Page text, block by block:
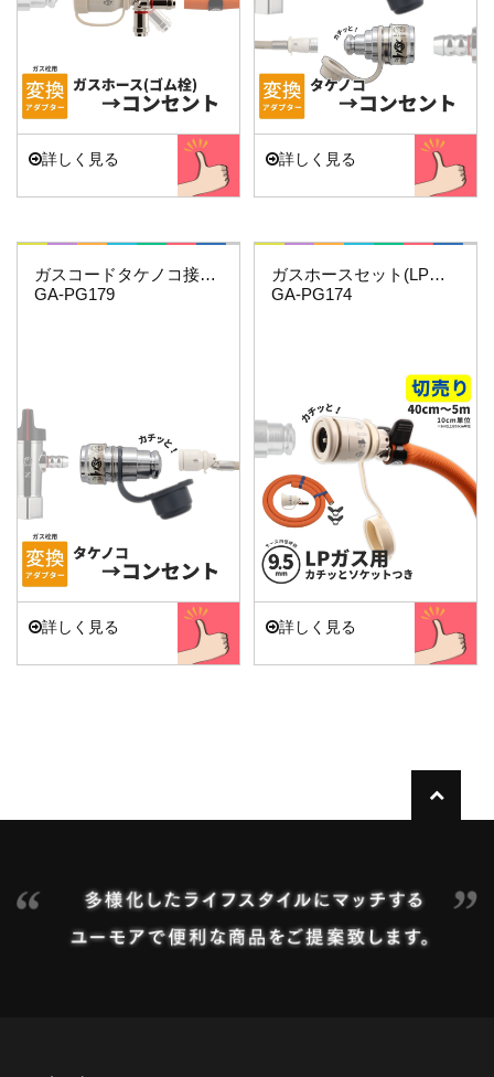
詳しく見る 詳しく見る
これエエやん
ガスコードタケノコ接続用(給気側)
GA-PG179
詳しく見る
これエエやん
ガスホースセット(LPガス9.5ミリ用)3.5…
GA-PG174
詳しく見る